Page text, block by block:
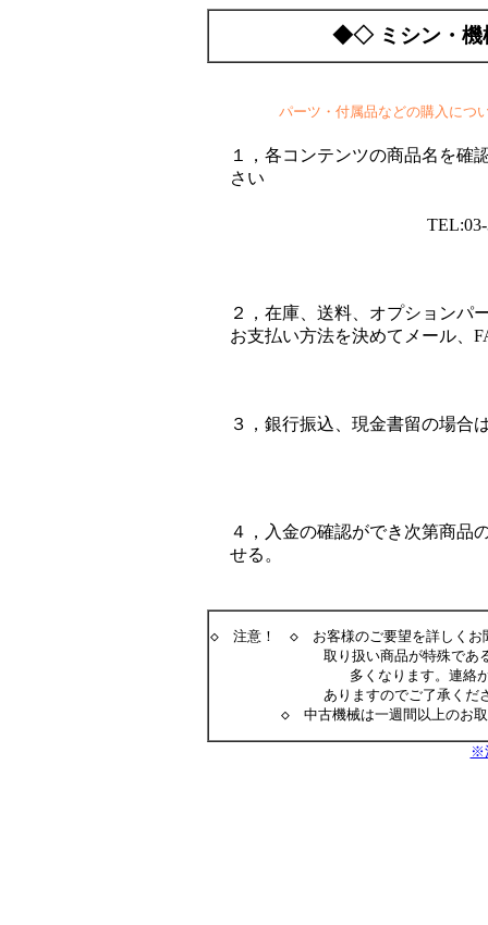
◆◇ ミシン・
パーツ・付属品などの購入につ
１，各コンテンツの商品名を確
さい
２，在庫、送料、オプションパ
お支払い方法を決めてメール、
３，銀行振込、現金書留の場合
４，入金の確認ができ次第商品
せる。
◇　注意！　◇　お客様のご要望を詳しく
取り扱い商品が特殊であるため
多くなります。連絡が
ありますのでご了承くださ
◇　中古機械は一週間以上のお取り
※